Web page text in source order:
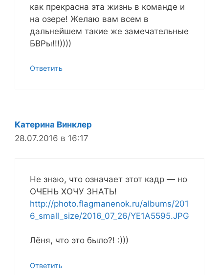
как прекрасна эта жизнь в команде и
на озере! Желаю вам всем в
дальнейшем такие же замечательные
БВРы!!!))))
Ответить
Катерина Винклер
28.07.2016 в 16:17
Не знаю, что означает этот кадр — но
ОЧЕНЬ ХОЧУ ЗНАТЬ!
http://photo.flagmanenok.ru/albums/201
6_small_size/2016_07_26/YE1A5595.JPG
Лёня, что это было?! :)))
Ответить